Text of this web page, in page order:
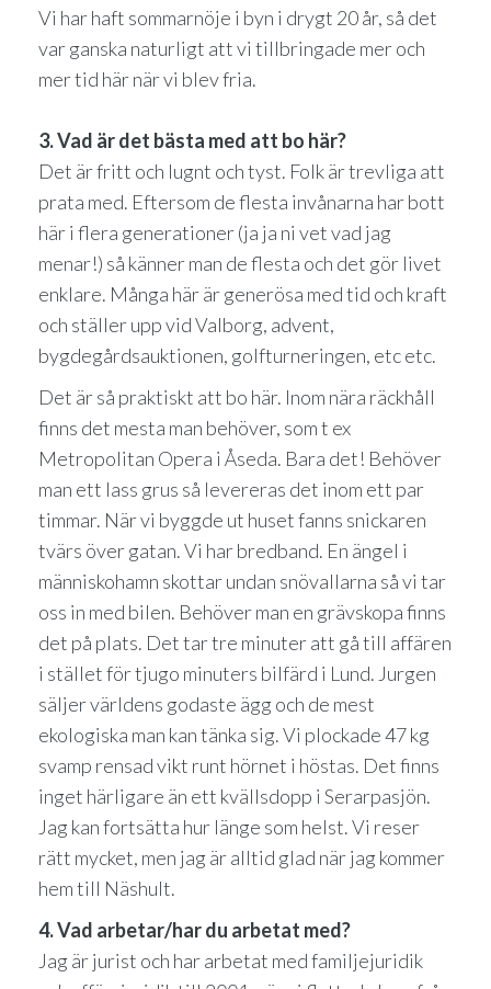
Vi har haft sommarnöje i byn i drygt 20 år, så det
var ganska naturligt att vi tillbringade mer och
mer tid här när vi blev fria.
3. Vad är det bästa med att bo här?
Det är fritt och lugnt och tyst. Folk är trevliga att
prata med. Eftersom de flesta invånarna har bott
här i flera generationer (ja ja ni vet vad jag
menar!) så känner man de flesta och det gör livet
enklare. Många här är generösa med tid och kraft
och ställer upp vid Valborg, advent,
bygdegårdsauktionen, golfturneringen, etc etc.
Det är så praktiskt att bo här. Inom nära räckhåll
finns det mesta man behöver, som t ex
Metropolitan Opera i Åseda. Bara det! Behöver
man ett lass grus så levereras det inom ett par
timmar. När vi byggde ut huset fanns snickaren
tvärs över gatan. Vi har bredband. En ängel i
människohamn skottar undan snövallarna så vi tar
oss in med bilen. Behöver man en grävskopa finns
det på plats. Det tar tre minuter att gå till affären
i stället för tjugo minuters bilfärd i Lund. Jurgen
säljer världens godaste ägg och de mest
ekologiska man kan tänka sig. Vi plockade 47 kg
svamp rensad vikt runt hörnet i höstas. Det finns
inget härligare än ett kvällsdopp i Serarpasjön.
Jag kan fortsätta hur länge som helst. Vi reser
rätt mycket, men jag är alltid glad när jag kommer
hem till Näshult.
4. Vad arbetar/har du arbetat med?
Jag är jurist och har arbetat med familjejuridik